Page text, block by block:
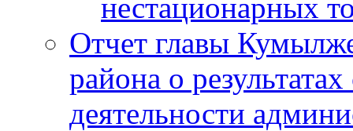
нестационарных
Отчет главы
района о
деятельности